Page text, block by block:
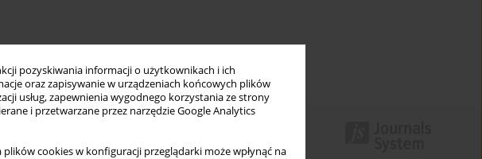
pozyskiwania informacji o użytkownikach i ich
oraz zapisywanie w urządzeniach końcowych plików
usług, zapewnienia wygodnego korzystania ze strony
i przetwarzane przez narzędzie Google Analytics
cookies w konfiguracji przeglądarki może wpłynąć na
Statystyki